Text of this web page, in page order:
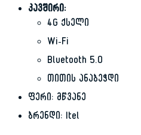
კავშირი:
4G ქსელი
Wi-Fi
Bluetooth 5.0
თითის ანაბეჭდი
ფერი: მწვანე
ბრენდი: Itel